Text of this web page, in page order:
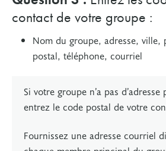
contact de votre groupe :
Nom du groupe, adresse, ville,
postal, téléphone, courriel
Si votre groupe n’a pas d’adresse
entrez le code postal de votre
Fournissez une adresse courriel